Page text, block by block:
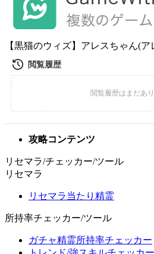
【黒猫のウィズ】アレスちゃん(
攻略コンテンツ
リセマラ/チェッカー/ツール
リセマラ
リセマラ当たり精霊
所持率チェッカー/ツール
ガチャ精霊所持率チェッカー